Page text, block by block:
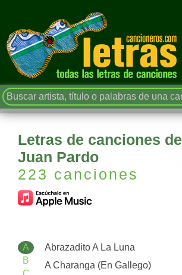
Letras de canciones de
Juan Pardo
223 canciones
A
B
Abrazadito A La Luna
A Charanga (En Gallego)